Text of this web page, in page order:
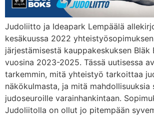
Judoliitto ja Ideapark Lempäälä
kesäkuussa 2022
järjestämisestä kauppakeskuksen Bläk
vuosina 2023-2025. Tässä uutisessa
tarkemmin, mitä yhteistyö tarkoittaa
näkökulmasta, ja mitä mahdollisuuksia
judoseuroille varainhankintaan.
Judoliitolla on ollut jo pitempään